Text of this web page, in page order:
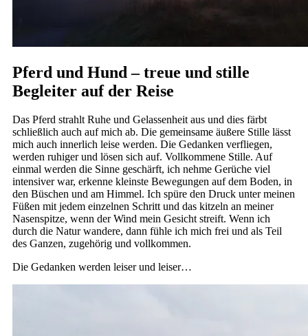
Pferd und Hund – treue und stille
Begleiter auf der Reise
Das Pferd strahlt Ruhe und Gelassenheit aus und dies färbt
schließlich auch auf mich ab. Die gemeinsame äußere Stille lässt
mich auch innerlich leise werden. Die Gedanken verfliegen,
werden ruhiger und lösen sich auf. Vollkommene Stille. Auf
einmal werden die Sinne geschärft, ich nehme Gerüche viel
intensiver war, erkenne kleinste Bewegungen auf dem Boden, in
den Büschen und am Himmel. Ich spüre den Druck unter meinen
Füßen mit jedem einzelnen Schritt und das kitzeln an meiner
Nasenspitze, wenn der Wind mein Gesicht streift. Wenn ich
durch die Natur wandere, dann fühle ich mich frei und als Teil
des Ganzen, zugehörig und vollkommen.
Die Gedanken werden leiser und leiser…